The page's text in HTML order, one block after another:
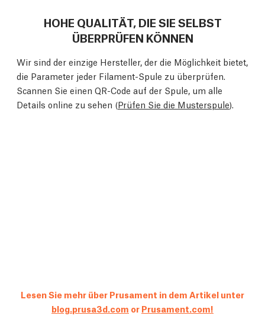
HOHE QUALITÄT, DIE SIE SELBST
ÜBERPRÜFEN KÖNNEN
Wir sind der einzige Hersteller, der die Möglichkeit bietet,
die Parameter jeder Filament-Spule zu überprüfen.
Scannen Sie einen QR-Code auf der Spule, um alle
Details online zu sehen (Prüfen Sie die Musterspule).
Lesen Sie mehr über Prusament in dem Artikel unter
blog.prusa3d.com or Prusament.com!